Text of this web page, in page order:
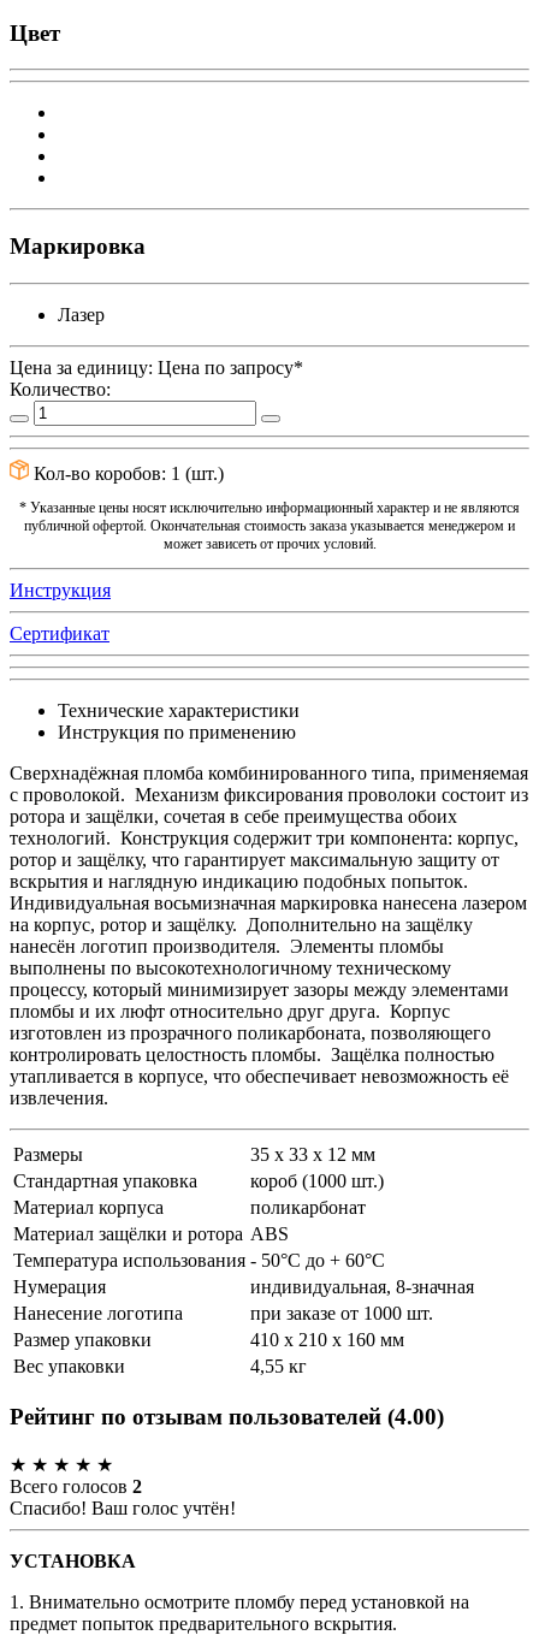
Цвет
Маркировка
Лазер
Цена за единицу: Цена по запросу*
Количество:
Кол-во коробов: 1 (шт.)
* Указанные цены носят исключительно информационный характер и не являются
публичной офертой. Окончательная стоимость заказа указывается менеджером и
может зависеть от прочих условий.
Инструкция
Сертификат
Технические характеристики
Инструкция по применению
Сверхнадёжная пломба комбинированного типа, применяемая
с проволокой. Механизм фиксирования проволоки состоит из
ротора и защёлки, сочетая в себе преимущества обоих
технологий. Конструкция содержит три компонента: корпус,
ротор и защёлку, что гарантирует максимальную защиту от
вскрытия и наглядную индикацию подобных попыток.
Индивидуальная восьмизначная маркировка нанесена лазером
на корпус, ротор и защёлку. Дополнительно на защёлку
нанесён логотип производителя. Элементы пломбы
выполнены по высокотехнологичному техническому
процессу, который минимизирует зазоры между элементами
пломбы и их люфт относительно друг друга. Корпус
изготовлен из прозрачного поликарбоната, позволяющего
контролировать целостность пломбы. Защёлка полностью
утапливается в корпусе, что обеспечивает невозможность её
извлечения.
Размеры
35 x 33 x 12 мм
Стандартная упаковка
короб (1000 шт.)
Материал корпуса
поликарбонат
Материал защёлки и ротора ABS
Температура использования - 50°С до + 60°С
Нумерация
индивидуальная, 8-значная
Нанесение логотипа
при заказе от 1000 шт.
Размер упаковки
410 x 210 x 160 мм
Вес упаковки
4,55 кг
Рейтинг по отзывам пользователей (4.00)
★ ★ ★ ★ ★
Всего голосов 2
Спасибо! Ваш голос учтён!
УСТАНОВКА
1. Внимательно осмотрите пломбу перед установкой на
предмет попыток предварительного вскрытия.